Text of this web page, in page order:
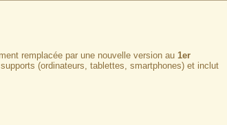
remplacée par une nouvelle version au 1er
(ordinateurs, tablettes, smartphones) et inclut